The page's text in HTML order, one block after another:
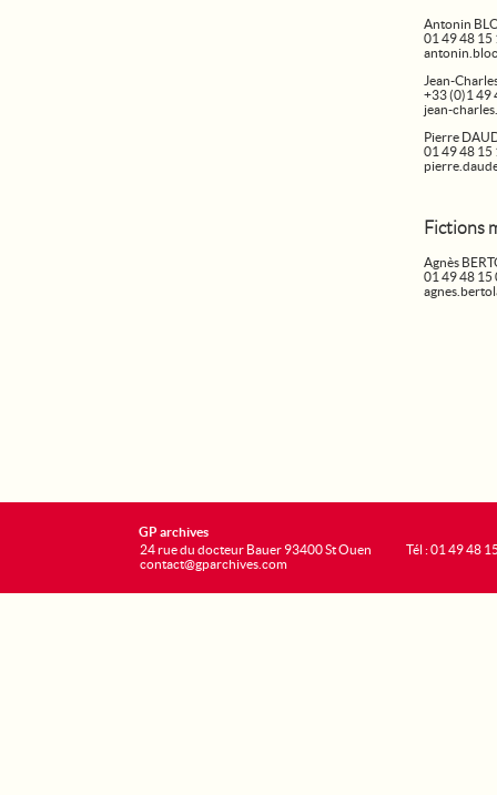
Antonin
01 49 48 15
Jean-
+33 (0)1 49
jean-
Pierre
01 49 48 15
Fictions
Agnès
01 49 48 15
GP archives
24 rue du docteur Bauer 93400 St Ouen
contact@gparchives.com
Tél : 01 49 48